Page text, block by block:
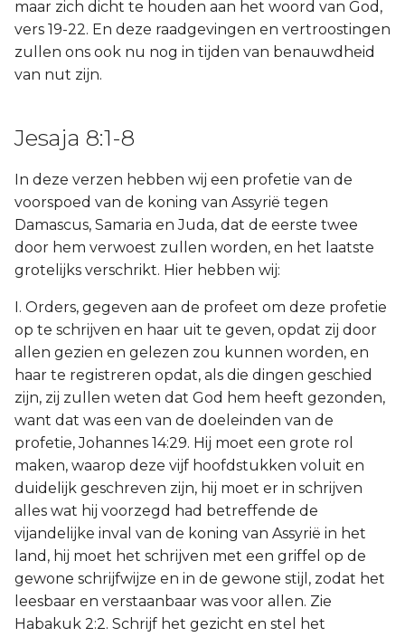
maar zich dicht te houden aan het woord van God,
vers 19-22. En deze raadgevingen en vertroostingen
zullen ons ook nu nog in tijden van benauwdheid
van nut zijn.
Jesaja 8:1-8
In deze verzen hebben wij een profetie van de
voorspoed van de koning van Assyrië tegen
Damascus, Samaria en Juda, dat de eerste twee
door hem verwoest zullen worden, en het laatste
grotelijks verschrikt. Hier hebben wij:
I. Orders, gegeven aan de profeet om deze profetie
op te schrijven en haar uit te geven, opdat zij door
allen gezien en gelezen zou kunnen worden, en
haar te registreren opdat, als die dingen geschied
zijn, zij zullen weten dat God hem heeft gezonden,
want dat was een van de doeleinden van de
profetie, Johannes 14:29. Hij moet een grote rol
maken, waarop deze vijf hoofdstukken voluit en
duidelijk geschreven zijn, hij moet er in schrijven
alles wat hij voorzegd had betreffende de
vijandelijke inval van de koning van Assyrië in het
land, hij moet het schrijven met een griffel op de
gewone schrijfwijze en in de gewone stijl, zodat het
leesbaar en verstaanbaar was voor allen. Zie
Habakuk 2:2. Schrijf het gezicht en stel het